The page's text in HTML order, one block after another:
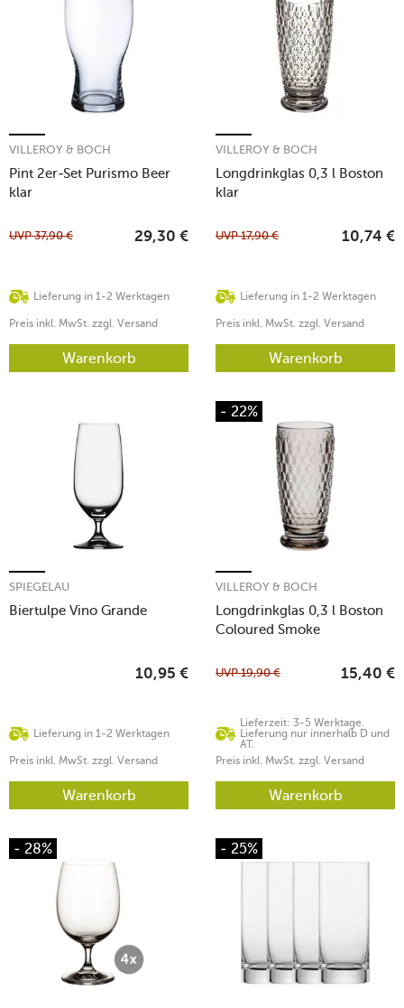
Pint 2er-Set Purismo Beer
klar
VILLEROY & BOCH
Lieferung in 1-2 Werktagen
UVP37,90 € 29,30 €
Preis inkl. MwSt. zzgl. Versand
Warenkorb
Longdrinkglas 0,3 l Boston
klar
VILLEROY & BOCH
Lieferung in 1-2 Werktagen
UVP17,90 € 10,74 €
Preis inkl. MwSt. zzgl. Versand
Warenkorb
Biertulpe Vino Grande
SPIEGELAU
Lieferung in 1-2 Werktagen
10,95 €
Preis inkl. MwSt. zzgl. Versand
Warenkorb
- 22%
Longdrinkglas 0,3 l Boston
Coloured Smoke
VILLEROY & BOCH
Lieferzeit: 3-5 Werktage.
Lieferung nur innerhalb D und
AT.
UVP19,90 € 15,40 €
Preis inkl. MwSt. zzgl. Versand
Warenkorb
- 28% - 25%